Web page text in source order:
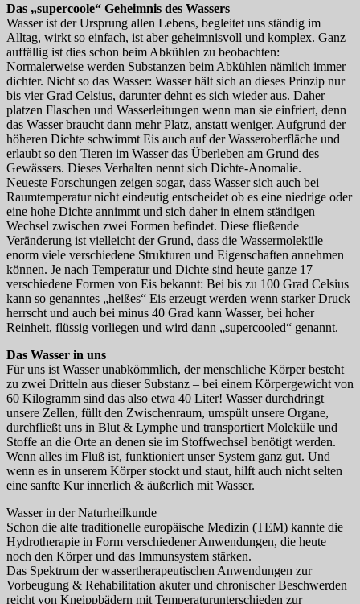
Das „supercoole“ Geheimnis des Wassers
Wasser ist der Ursprung allen Lebens, begleitet uns ständig im
Alltag, wirkt so einfach, ist aber geheimnisvoll und komplex. Ganz
auffällig ist dies schon beim Abkühlen zu beobachten:
Normalerweise werden Substanzen beim Abkühlen nämlich immer
dichter. Nicht so das Wasser: Wasser hält sich an dieses Prinzip nur
bis vier Grad Celsius, darunter dehnt es sich wieder aus. Daher
platzen Flaschen und Wasserleitungen wenn man sie einfriert, denn
das Wasser braucht dann mehr Platz, anstatt weniger. Aufgrund der
höheren Dichte schwimmt Eis auch auf der Wasseroberfläche und
erlaubt so den Tieren im Wasser das Überleben am Grund des
Gewässers. Dieses Verhalten nennt sich Dichte-Anomalie.
Neueste Forschungen zeigen sogar, dass Wasser sich auch bei
Raumtemperatur nicht eindeutig entscheidet ob es eine niedrige oder
eine hohe Dichte annimmt und sich daher in einem ständigen
Wechsel zwischen zwei Formen befindet. Diese fließende
Veränderung ist vielleicht der Grund, dass die Wassermoleküle
enorm viele verschiedene Strukturen und Eigenschaften annehmen
können. Je nach Temperatur und Dichte sind heute ganze 17
verschiedene Formen von Eis bekannt: Bei bis zu 100 Grad Celsius
kann so genanntes „heißes“ Eis erzeugt werden wenn starker Druck
herrscht und auch bei minus 40 Grad kann Wasser, bei hoher
Reinheit, flüssig vorliegen und wird dann „supercooled“ genannt.
Das Wasser in uns
Für uns ist Wasser unabkömmlich, der menschliche Körper besteht
zu zwei Dritteln aus dieser Substanz – bei einem Körpergewicht von
60 Kilogramm sind das also etwa 40 Liter! Wasser durchdringt
unsere Zellen, füllt den Zwischenraum, umspült unsere Organe,
durchfließt uns in Blut & Lymphe und transportiert Moleküle und
Stoffe an die Orte an denen sie im Stoffwechsel benötigt werden.
Wenn alles im Fluß ist, funktioniert unser System ganz gut. Und
wenn es in unserem Körper stockt und staut, hilft auch nicht selten
eine sanfte Kur innerlich & äußerlich mit Wasser.
Wasser in der Naturheilkunde
Schon die alte traditionelle europäische Medizin (TEM) kannte die
Hydrotherapie in Form verschiedener Anwendungen, die heute
noch den Körper und das Immunsystem stärken.
Das Spektrum der wassertherapeutischen Anwendungen zur
Vorbeugung & Rehabilitation akuter und chronischer Beschwerden
reicht von Kneippbädern mit Temperaturunterschieden zur